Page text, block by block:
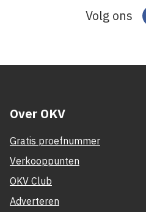
Volg ons
Over OKV
Gratis proefnummer
Verkooppunten
OKV Club
Adverteren